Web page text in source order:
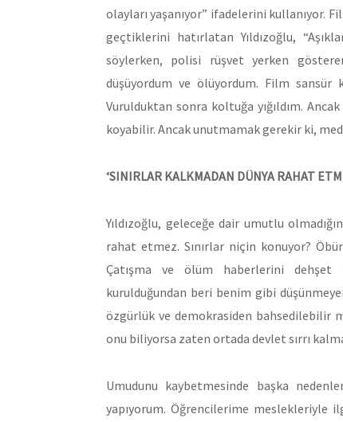
olayları yaşanıyor” ifadelerini kullanıyor.
geçtiklerini hatırlatan Yıldızoğlu,
söylerken, polisi rüşvet yerken
düşüyordum ve ölüyordum. Film sansür
Vurulduktan sonra koltuğa yığıldım.
koyabilir. Ancak unutmamak gerekir ki,
‘SINIRLAR KALKMADAN DÜNYA RAHAT
Yıldızoğlu, geleceğe dair umutlu
rahat etmez. Sınırlar niçin konuyor?
Çatışma ve ölüm haberlerini dehşet
kurulduğundan beri benim gibi
özgürlük ve demokrasiden bahsedilebilir
onu biliyorsa zaten ortada devlet sırrı
Umudunu kaybetmesinde başka
yapıyorum. Öğrencilerime